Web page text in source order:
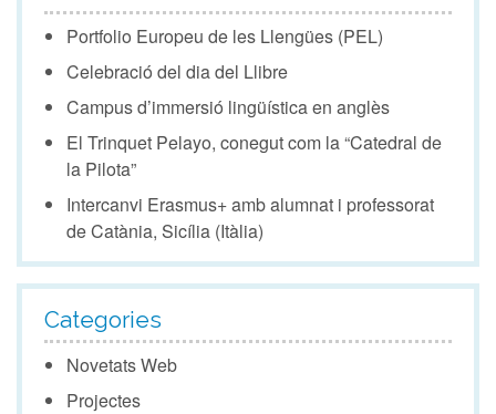
Portfolio Europeu de les Llengües (PEL)
Celebració del dia del Llibre
Campus d’immersió lingüística en anglès
El Trinquet Pelayo, conegut com la “Catedral de
la Pilota”
Intercanvi Erasmus+ amb alumnat i professorat
de Catània, Sicília (Itàlia)
Categories
Novetats Web
Projectes